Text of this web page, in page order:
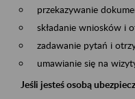
przekazywanie
składanie wniosków i
zadawanie pytań i
umawianie się na
Jeśli jesteś osobą